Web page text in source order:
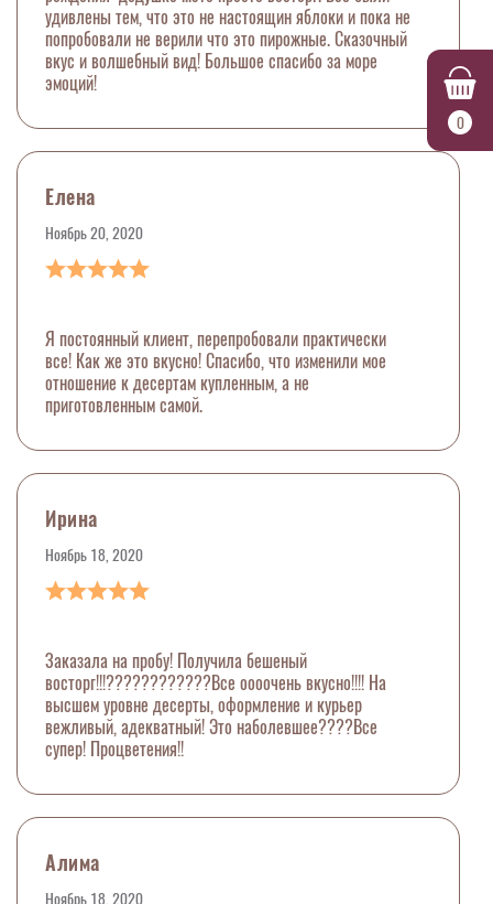
0
удивлены тем, что это не настоящин яблоки и пока не
попробовали не верили что это пирожные. Сказочный
вкус и волшебный вид! Большое спасибо за море
эмоций!
Елена
Ноябрь 20, 2020
Я постоянный клиент, перепробовали практически
все! Как же это вкусно! Спасибо, что изменили мое
отношение к десертам купленным, а не
приготовленным самой.
Ирина
Ноябрь 18, 2020
Заказала на пробу! Получила бешеный
восторг!!!????????????Все оооочень вкусно!!!! На
высшем уровне десерты, оформление и курьер
вежливый, адекватный! Это наболевшее????Все
супер! Процветения!!
Алима
Ноябрь 18, 2020